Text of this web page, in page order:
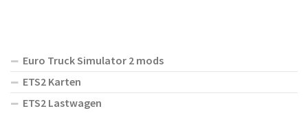
Euro Truck Simulator 2 mods
ETS2 Karten
ETS2 Lastwagen